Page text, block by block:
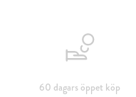
60 dagars öppet köp